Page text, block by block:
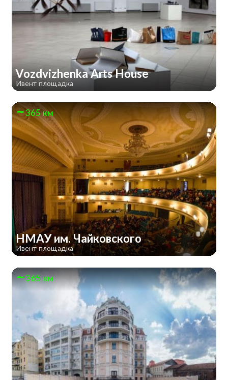
Vozdvizhenka Arts House
Ивент площадка
365 км
НМАУ им. Чайковского
Ивент площадка
365 км